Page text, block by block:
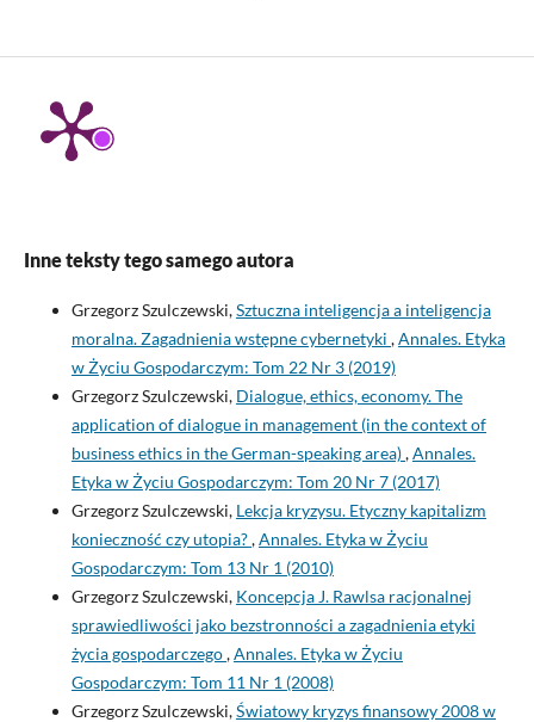
Inne teksty tego samego autora
Grzegorz Szulczewski,Sztuczna inteligencja a inteligencja
moralna. Zagadnienia wstępne cybernetyki ,Annales. Etyka
w Życiu Gospodarczym: Tom 22 Nr 3 (2019)
Grzegorz Szulczewski, Dialogue, ethics, economy. The
application of dialogue in management (in the context of
business ethics in the German-speaking area),Annales.
Etyka w Życiu Gospodarczym: Tom 20 Nr 7 (2017)
Grzegorz Szulczewski, Lekcja kryzysu. Etyczny kapitalizm
konieczność czy utopia?,Annales. Etyka w Życiu
Gospodarczym: Tom 13 Nr 1 (2010)
Grzegorz Szulczewski, Koncepcja J. Rawlsa racjonalnej
sprawiedliwości jako bezstronności a zagadnienia etyki
życia gospodarczego,Annales. Etyka w Życiu
Gospodarczym: Tom 11 Nr 1 (2008)
Grzegorz Szulczewski,Światowy kryzys finansowy 2008 w